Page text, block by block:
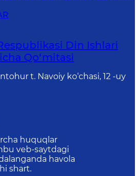
Din Ishlаri
Qo‘mitаsi
t. Navoiy ko‘chasi, 12 -uy
huquqlar
veb-saytdagi
havola
shart.